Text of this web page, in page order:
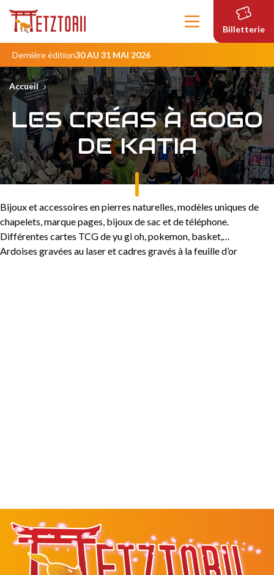
Contenu
principal
Billetterie
Dernière édition30 AU 31 MAI 2026
Accueil ›
LES CRÉAS À GOGO
DE KATIA
Bijoux et accessoires en pierres naturelles, modèles uniques de
chapelets, marque pages, bijoux de sac et de téléphone.
Différentes cartes TCG de yu gi oh, pokemon, basket,…
Ardoises gravées au laser et cadres gravés à la feuille d’or